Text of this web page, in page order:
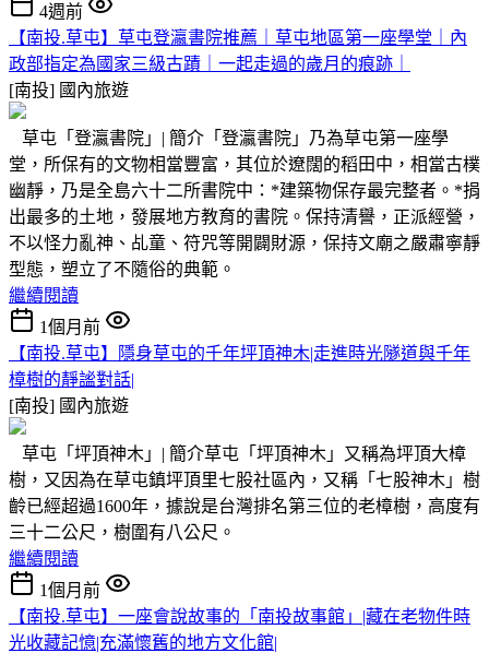
4週前
【南投.草屯】草屯登瀛書院推薦｜草屯地區第一座學堂｜內
政部指定為國家三級古蹟｜一起走過的歲月的痕跡｜
[南投] 國內旅遊
草屯「登瀛書院」| 簡介「登瀛書院」乃為草屯第一座學
堂，所保有的文物相當豐富，其位於遼闊的稻田中，相當古樸
幽靜，乃是全島六十二所書院中：*建築物保存最完整者。*捐
出最多的土地，發展地方教育的書院。保持清譽，正派經營，
不以怪力亂神、乩童、符咒等開闢財源，保持文廟之嚴肅寧靜
型態，塑立了不隨俗的典範。
繼續閱讀
1個月前
【南投.草屯】隱身草屯的千年坪頂神木|走進時光隧道與千年
樟樹的靜謐對話|
[南投] 國內旅遊
草屯「坪頂神木」| 簡介草屯「坪頂神木」又稱為坪頂大樟
樹，又因為在草屯鎮坪頂里七股社區內，又稱「七股神木」樹
齡已經超過1600年，據說是台灣排名第三位的老樟樹，高度有
三十二公尺，樹圍有八公尺。
繼續閱讀
1個月前
【南投.草屯】一座會說故事的「南投故事館」|藏在老物件時
光收藏記憶|充滿懷舊的地方文化館|